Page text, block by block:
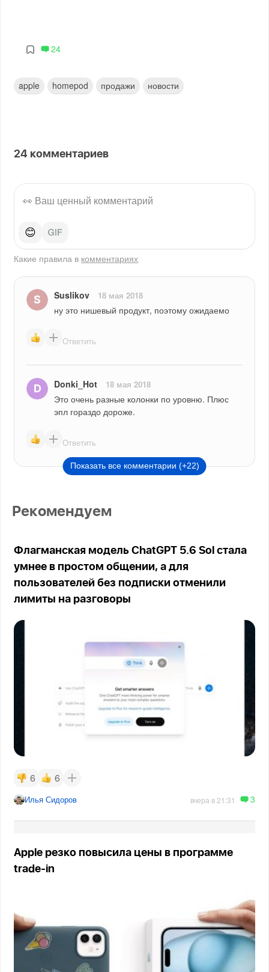
24
apple homepod продажи новости
24 комментариев
😊
Какие правила в комментариях
Suslikov 18 мая 2018
ну это нишевый продукт, поэтому ожидаемо
Ответить
Donki_Hot 18 мая 2018
Это очень разные колонки по уровню. Плюс
эпл гораздо дороже.
Ответить
Показать все комментарии (+22)
Рекомендуем
Флагманская модель ChatGPT 5.6 Sol стала
умнее в простом общении, а для
пользователей без подписки отменили
лимиты на разговоры
6 6
Илья Сидоров вчера в 21:31 3
Apple резко повысила цены в программе
trade-in